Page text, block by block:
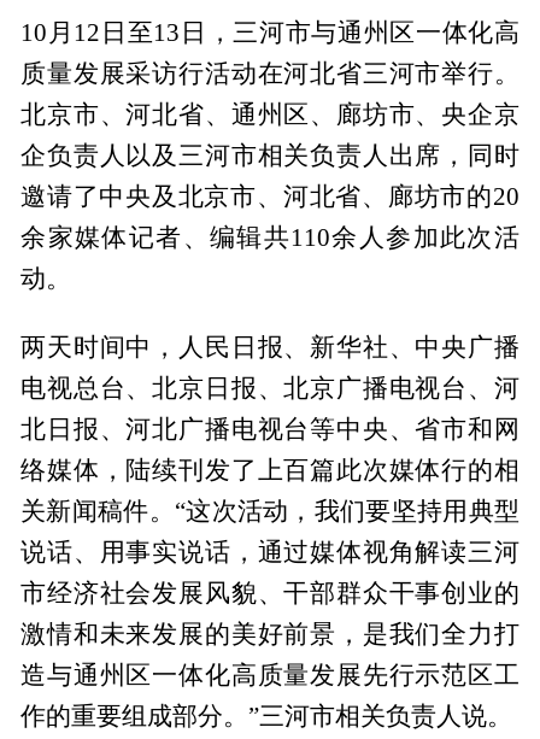
10月12日至13日，三河市与通州区一体化高
质量发展采访行活动在河北省三河市举行。
北京市、河北省、通州区、廊坊市、央企京
企负责人以及三河市相关负责人出席，同时
邀请了中央及北京市、河北省、廊坊市的20
余家媒体记者、编辑共110余人参加此次活
动。
两天时间中，人民日报、新华社、中央广播
电视总台、北京日报、北京广播电视台、河
北日报、河北广播电视台等中央、省市和网
络媒体，陆续刊发了上百篇此次媒体行的相
关新闻稿件。“这次活动，我们要坚持用典型
说话、用事实说话，通过媒体视角解读三河
市经济社会发展风貌、干部群众干事创业的
激情和未来发展的美好前景，是我们全力打
造与通州区一体化高质量发展先行示范区工
作的重要组成部分。”三河市相关负责人说。